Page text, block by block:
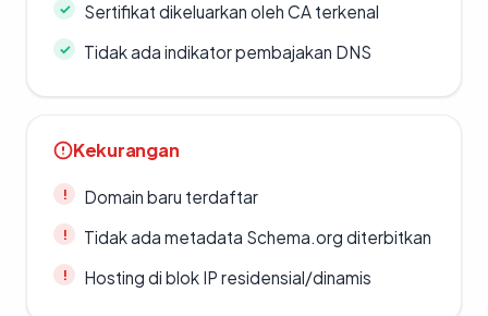
Sertifikat dikeluarkan oleh CA terkenal
Tidak ada indikator pembajakan DNS
Kekurangan
Domain baru terdaftar
Tidak ada metadata Schema.org diterbitkan
Hosting di blok IP residensial/dinamis